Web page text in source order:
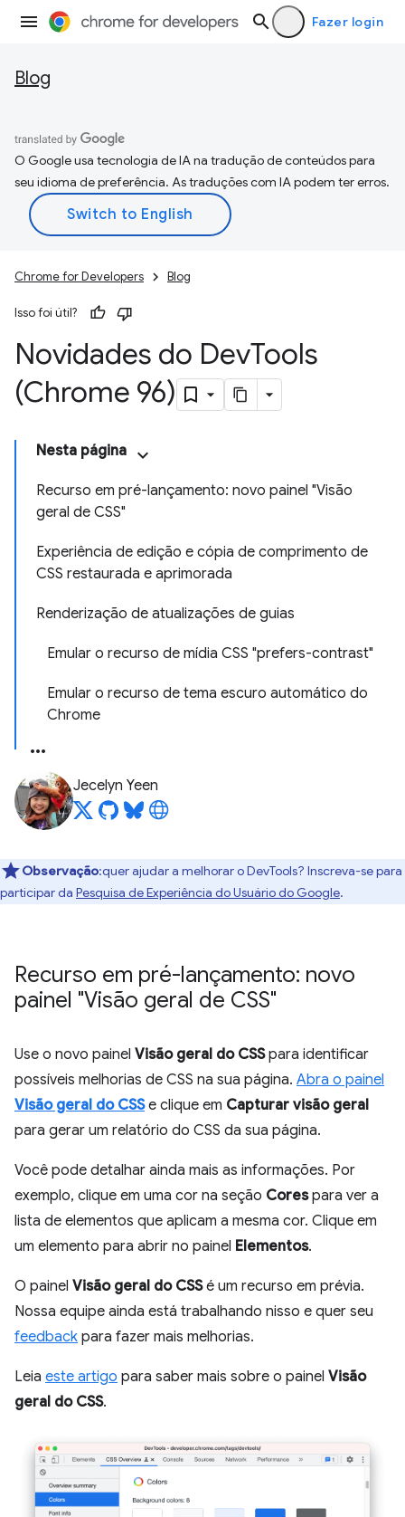
Fazer login
Blog
O Google usa tecnologia de IA na tradução de conteúdos para
seu idioma de preferência. As traduções com IA podem ter erros.
Chrome for Developers Blog
Isso foi útil?
Novidades do DevTools
(Chrome 96)
Nesta página
Recurso em pré-lançamento: novo painel "Visão
geral de CSS"
Experiência de edição e cópia de comprimento de
CSS restaurada e aprimorada
Renderização de atualizações de guias
Emular o recurso de mídia CSS "prefers-contrast"
Emular o recurso de tema escuro automático do
Chrome
Jecelyn Yeen
Observação:quer ajudar a melhorar o DevTools? Inscreva-se para
participar da Pesquisa de Experiência do Usuário do Google.
Recurso em pré-lançamento: novo
painel "Visão geral de CSS"
Use o novo painel Visão geral do CSSpara identificar
possíveis melhorias de CSS na sua página. Abra o painel
Visão geral do CSSe clique em Capturar visão geral
para gerar um relatório do CSS da sua página.
Você pode detalhar ainda mais as informações. Por
exemplo, clique em uma cor na seção Corespara ver a
lista de elementos que aplicam a mesma cor. Clique em
um elemento para abrir no painel Elementos.
O painel Visão geral do CSSé um recurso em prévia.
Nossa equipe ainda está trabalhando nisso e quer seu
feedback para fazer mais melhorias.
Leia este artigo para saber mais sobre o painel Visão
geral do CSS.